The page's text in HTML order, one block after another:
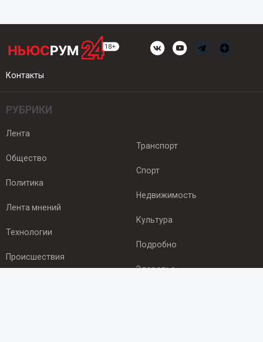
Контакты
РУБРИКИ
Лента
Общество
Политика
Лента мнений
Технологии
Происшествия
Транспорт
Спорт
Недвижимость
Культура
Подробно
Здоровье